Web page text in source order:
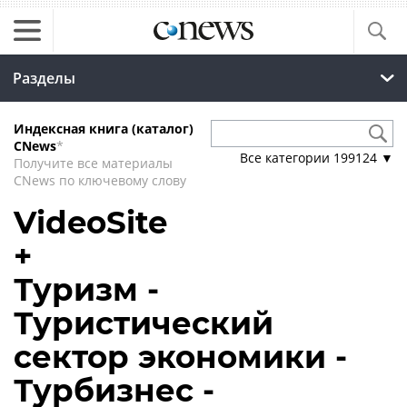
Разделы
Индексная книга (каталог)
CNews*
Получите все материалы
CNews по ключевому слову
Все категории 199124 ▼
VideoSite
+
Туризм -
Туристический
сектор экономики -
Турбизнес -